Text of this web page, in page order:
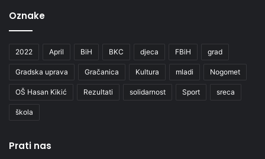
Oznake
2022 April BiH BKC djeca FBiH grad
Gradska uprava Gračanica Kultura mladi Nogomet
OŠ Hasan Kikić Rezultati solidarnost Sport sreca
škola
Prati nas